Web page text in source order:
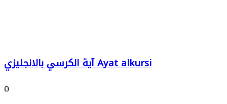
آية الكرسي بالانجليزي Ayat alkursi
0